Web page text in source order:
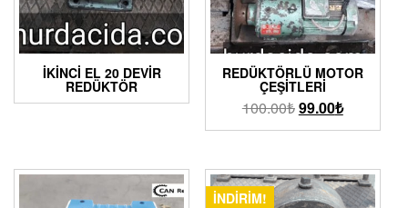
İKINCI EL 20 DEVIR
REDÜKTÖR
REDÜKTÖRLÜ MOTOR
ÇEŞITLERI
100.00₺99.00₺
İNDIRIM!